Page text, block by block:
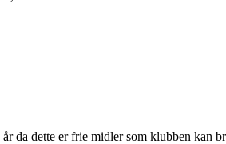
da dette er frie midler som klubben kan